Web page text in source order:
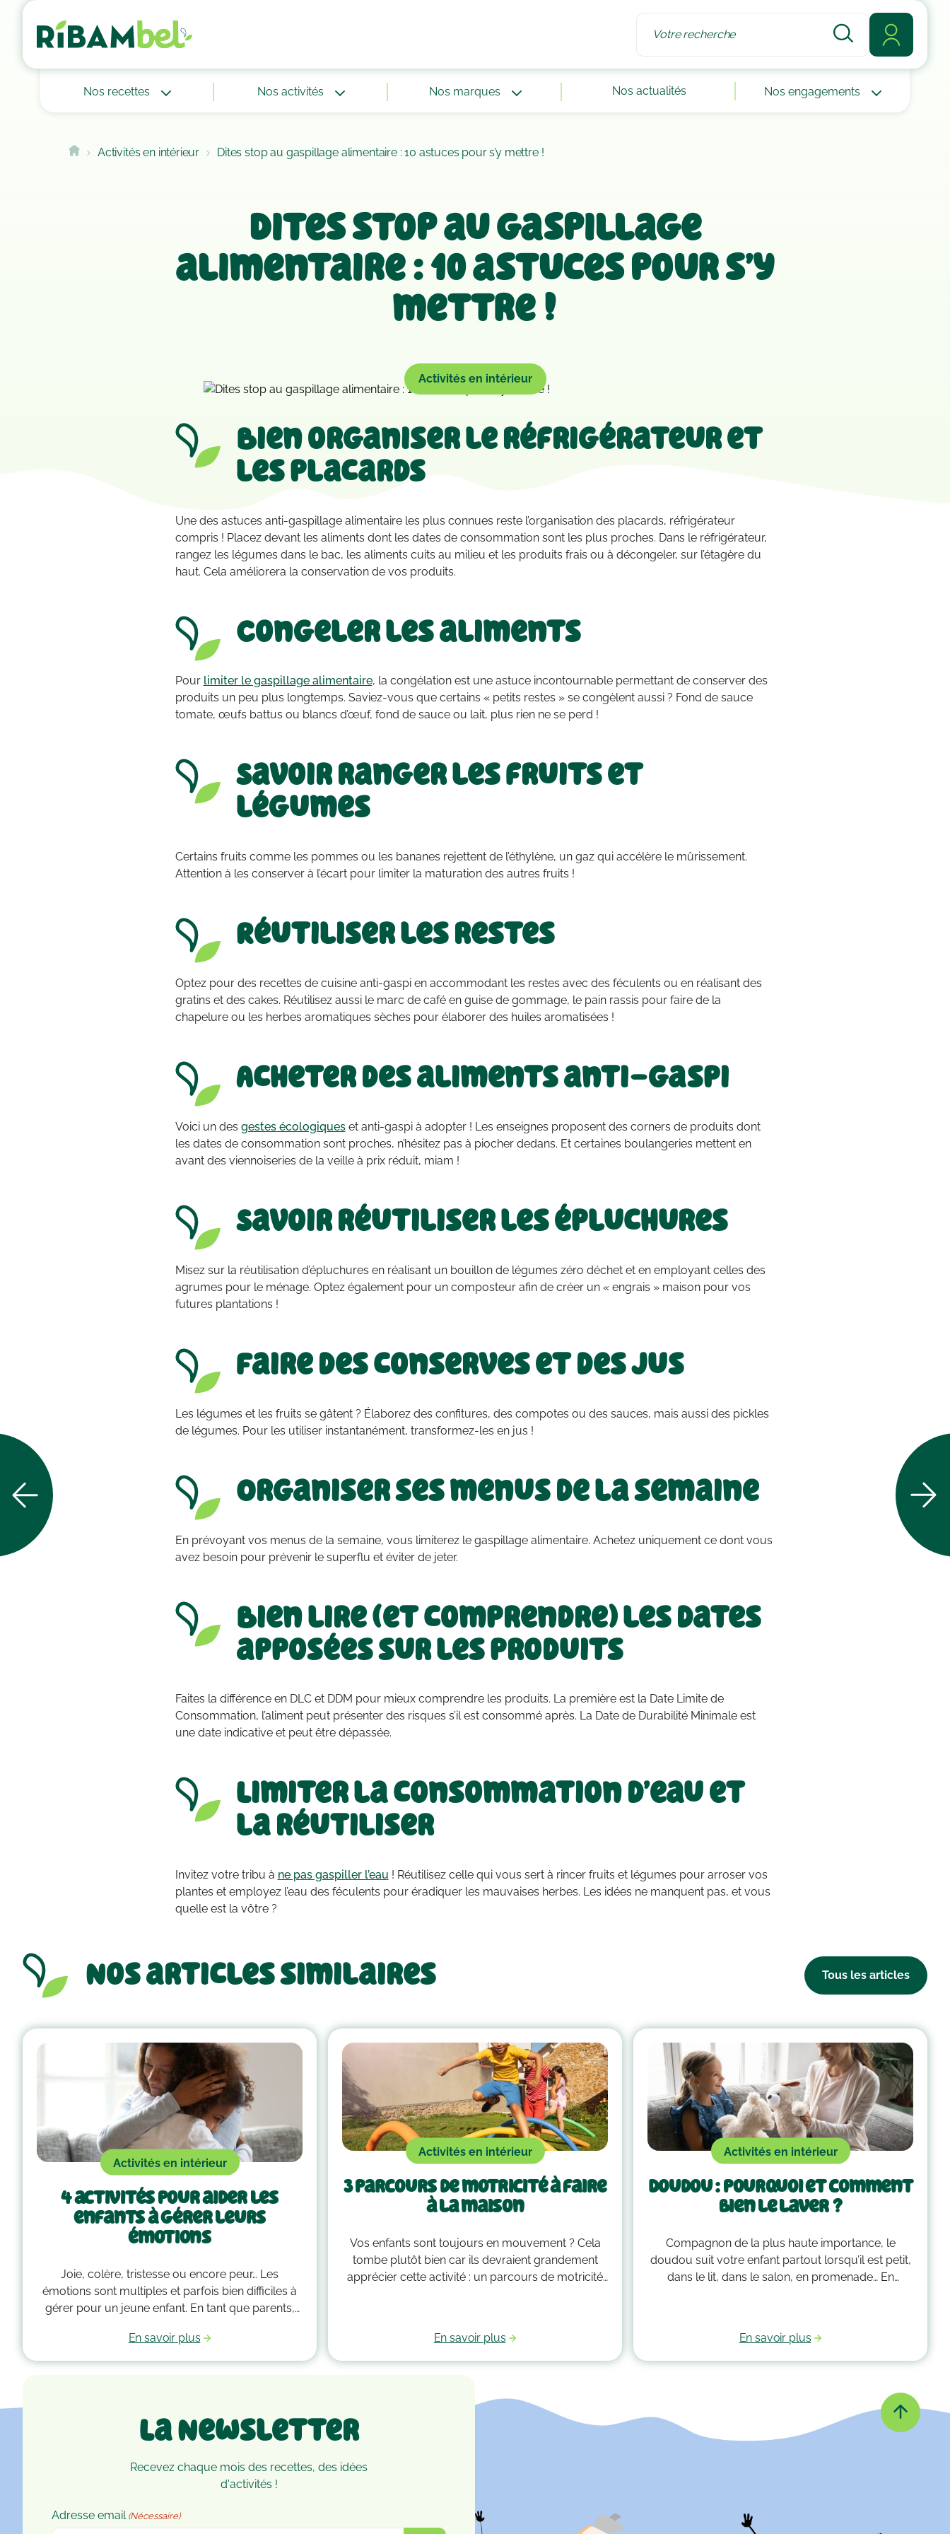
Nos recettes Nos activités Nos marques Nos actualités Nos engagements
Activités en intérieur Dites stop au gaspillage alimentaire : 10 astuces pour s’y mettre !
Dites stop au gaspillage
alimentaire : 10 astuces pour s’y
mettre !
Activités en intérieur
Bien organiser le réfrigérateur et
les placards
Une des astuces anti-gaspillage alimentaire les plus connues reste l’organisation des placards, réfrigérateur
compris ! Placez devant les aliments dont les dates de consommation sont les plus proches. Dans le réfrigérateur,
rangez les légumes dans le bac, les aliments cuits au milieu et les produits frais ou à décongeler, sur l’étagère du
haut. Cela améliorera la conservation de vos produits.
Congeler les aliments
Pour limiter le gaspillage alimentaire, la congélation est une astuce incontournable permettant de conserver des
produits un peu plus longtemps. Saviez-vous que certains « petits restes » se congèlent aussi ? Fond de sauce
tomate, œufs battus ou blancs d’œuf, fond de sauce ou lait, plus rien ne se perd !
Savoir ranger les fruits et
légumes
Certains fruits comme les pommes ou les bananes rejettent de l’éthylène, un gaz qui accélère le mûrissement.
Attention à les conserver à l’écart pour limiter la maturation des autres fruits !
Réutiliser les restes
Optez pour des recettes de cuisine anti-gaspi en accommodant les restes avec des féculents ou en réalisant des
gratins et des cakes. Réutilisez aussi le marc de café en guise de gommage, le pain rassis pour faire de la
chapelure ou les herbes aromatiques sèches pour élaborer des huiles aromatisées !
Acheter des aliments anti-gaspi
Voici un des gestes écologiqueset anti-gaspi à adopter ! Les enseignes proposent des corners de produits dont
les dates de consommation sont proches, n’hésitez pas à piocher dedans. Et certaines boulangeries mettent en
avant des viennoiseries de la veille à prix réduit, miam !
Savoir réutiliser les épluchures
Misez sur la réutilisation d’épluchures en réalisant un bouillon de légumes zéro déchet et en employant celles des
agrumes pour le ménage. Optez également pour un composteur afin de créer un « engrais » maison pour vos
futures plantations !
Faire des conserves et des jus
Les légumes et les fruits se gâtent ? Élaborez des confitures, des compotes ou des sauces, mais aussi des pickles
de légumes. Pour les utiliser instantanément, transformez-les en jus !
Organiser ses menus de la semaine
En prévoyant vos menus de la semaine, vous limiterez le gaspillage alimentaire. Achetez uniquement ce dont vous
avez besoin pour prévenir le superflu et éviter de jeter.
Bien lire (et comprendre) les dates
apposées sur les produits
Faites la différence en DLC et DDM pour mieux comprendre les produits. La première est la Date Limite de
Consommation, l’aliment peut présenter des risques s’il est consommé après. La Date de Durabilité Minimale est
une date indicative et peut être dépassée.
Limiter la consommation d’eau et
la réutiliser
Invitez votre tribu à ne pas gaspiller l’eau ! Réutilisez celle qui vous sert à rincer fruits et légumes pour arroser vos
plantes et employez l’eau des féculents pour éradiquer les mauvaises herbes. Les idées ne manquent pas, et vous
quelle est la vôtre ?
Nos articles similaires Tous les articles
Activités en intérieur
4 activités pour aider les
enfants à gérer leurs
émotions
Joie, colère, tristesse ou encore peur… Les
émotions sont multiples et parfois bien difficiles à
gérer pour un jeune enfant. En tant que parents,
et avoir parfois plus d’un tour dans votre sac pour
les accompagner. Voici quelques outils qui
En savoir plus
Activités en intérieur
3 parcours de motricité à faire
à la maison
Vos enfants sont toujours en mouvement ? Cela
tombe plutôt bien car ils devraient grandement
apprécier cette activité : un parcours de motricité
En savoir plus
Activités en intérieur
Doudou : pourquoi et comment
bien le laver ?
Compagnon de la plus haute importance, le
doudou suit votre enfant partout lorsqu’il est petit,
dans le lit, dans le salon, en promenade… En
d’autres microbes, il est peut-être temps de le
passer à la machine. Mais comment laver un
En savoir plus
La Newsletter
Recevez chaque mois des recettes, des idées
d'activités !
Adresse email (Nécessaire)
Cookies management panel